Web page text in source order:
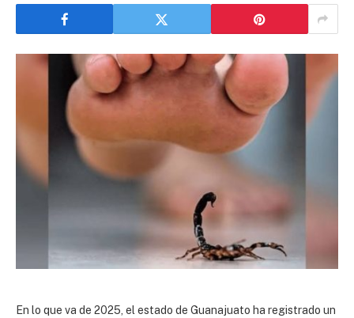
En lo que va de 2025, el estado de Guanajuato ha registrado un